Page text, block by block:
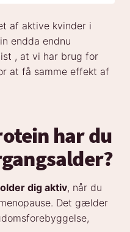
af aktive kvinder i
endda endnu
, at vi har brug for
at få samme effekt af
har du
dig aktiv, når du
Det gælder